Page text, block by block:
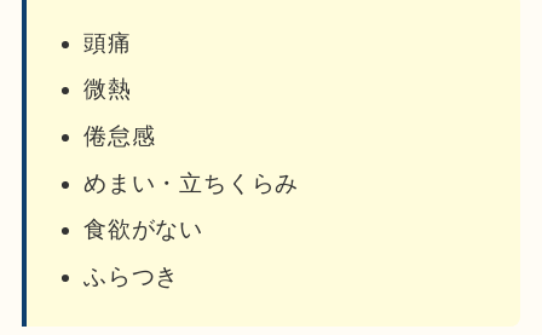
頭痛
微熱
倦怠感
めまい・立ちくらみ
食欲がない
ふらつき